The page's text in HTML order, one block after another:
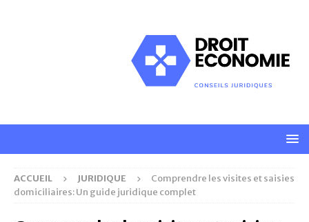
ACCUEIL JURIDIQUE
Comprendre les visites et saisies
domiciliaires: Un guide juridique complet